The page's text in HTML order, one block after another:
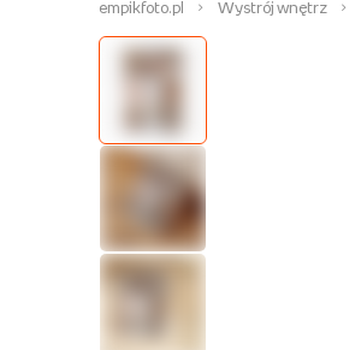
empikfoto.pl Wystrój wnętrz